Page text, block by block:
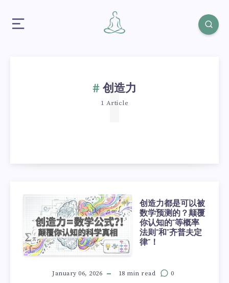
创造力
1 Article
1
创造力都是可以被
数学预测的？颠覆
你认知的“等概率
法则”和“齐普夫定
律”！
January 06, 2026 18 min read 0